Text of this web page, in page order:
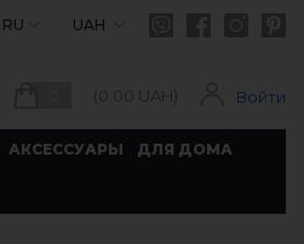
RU UAH
(0.00 UAH) Войти
АКСЕССУАРЫ ДЛЯ ДОМА